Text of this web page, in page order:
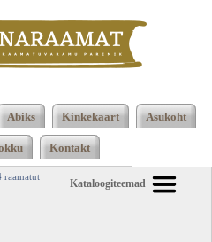
keeles, Rein Jürgenson,
ee
Abiks Kinkekaart Asukoht
Kontakt
Kataloogiteemad
raamatut